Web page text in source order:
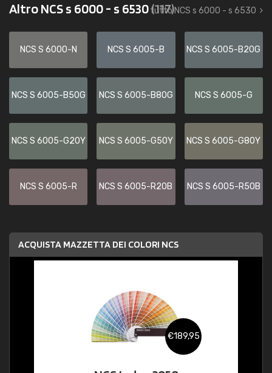
Altro NCS s 6000 - s 6530(117)
tutto NCS s 6000 - s 6530
NCS S 6000-N NCS S 6005-B NCS S 6005-B20G
NCS S 6005-B50G NCS S 6005-B80G NCS S 6005-G
NCS S 6005-G20Y NCS S 6005-G50Y NCS S 6005-G80Y
NCS S 6005-R NCS S 6005-R20B NCS S 6005-R50B
ACQUISTA MAZZETTA DEI COLORI NCS
€189,95